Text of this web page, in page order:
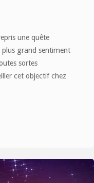
une quête
plus grand sentiment
sortes
cet objectif chez